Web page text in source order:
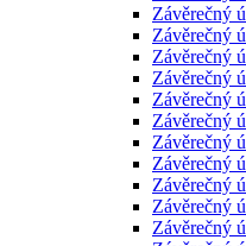
Závěrečný
Závěrečný
Závěrečný
Závěrečný
Závěrečný
Závěrečný
Závěrečný
Závěrečný
Závěrečný
Závěrečný
Závěrečný